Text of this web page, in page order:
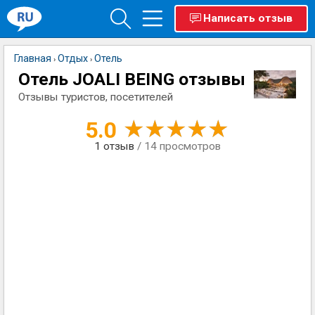
Написать отзыв
Главная › Отдых › Отель
Отель JOALI BEING отзывы
Отзывы туристов, посетителей
5.0
1 отзыв / 14 просмотров